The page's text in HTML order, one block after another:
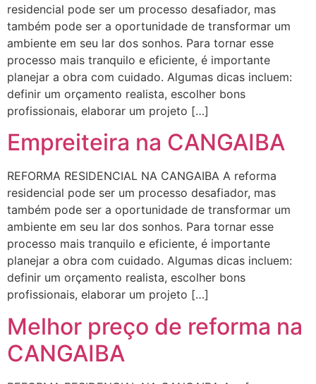
residencial pode ser um processo desafiador, mas
também pode ser a oportunidade de transformar um
ambiente em seu lar dos sonhos. Para tornar esse
processo mais tranquilo e eficiente, é importante
planejar a obra com cuidado. Algumas dicas incluem:
definir um orçamento realista, escolher bons
profissionais, elaborar um projeto […]
Empreiteira na CANGAIBA
REFORMA RESIDENCIAL NA CANGAIBA A reforma
residencial pode ser um processo desafiador, mas
também pode ser a oportunidade de transformar um
ambiente em seu lar dos sonhos. Para tornar esse
processo mais tranquilo e eficiente, é importante
planejar a obra com cuidado. Algumas dicas incluem:
definir um orçamento realista, escolher bons
profissionais, elaborar um projeto […]
Melhor preço de reforma na
CANGAIBA